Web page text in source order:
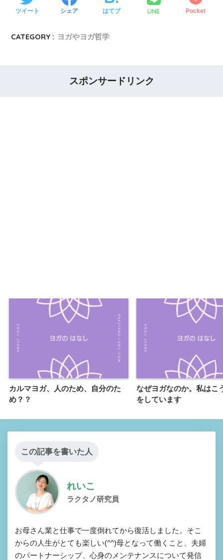
ツイート シェア はてブ LINE Pocket
CATEGORY : ヨガやヨガ哲学
スポンサードリンク
カルマヨガ、人のため、自分のた
め？？
なぜヨガなのか。私はこ
をしています
この記事を書いた人
れいこ
ラクタノ研究員
お母さん業と仕事で一度倒れてから復活しました。そこ
からの人生がとても楽しい(^^)母となって働くこと、夫婦
のパートナーシップ、心身のメンテナンスについて発信